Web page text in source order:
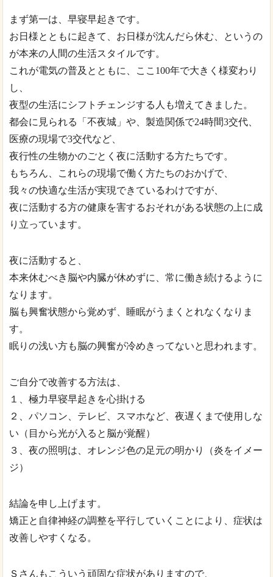
まず第一は、早寝早起きです。
お日様とともに起きて、お日様が沈んだら休む、というの
が本来の人間の生活スタイルです。
これが電気の普及とともに、ここ100年で大きく様変わり
し、
夜型の生活にシフトチェンジする人も増えてきました。
都会に見られる「不夜城」や、製造関係で24時間3交代、
医療の現場で3交代など、
夜行性の生物かのごとく夜に活動する方たちです。
もちろん、これらの現場で働く方たちのおかげで、
我々の快適な生活が実現できているわけですが、
夜に活動する方の健康を害するおそれがある状態の上に成
り立っています。
夜に活動すると、
本来休むべき脳や内臓が休めずに、常に働き続けるように
なります。
脳も興奮状態から覚めず、睡眠がうまくとれなくなりま
す。
眠りの浅い方も脳の興奮が冷めきってないと思われます。
ご自分で改善する方法は、
１、極力早寝早起きを心掛ける
２、パソコン、テレビ、スマホなど、夜遅くまで使用しな
い（目から光が入ると脳が覚醒）
３、夜の照明は、オレンジ色の足元の明かり（炎をイメー
ジ）
結論を申し上げます。
矯正と自律神経の調整を平行していくことにより、症状は
改善しやすくなる。
Ｓさんもこういう頑固な症状がありますので、